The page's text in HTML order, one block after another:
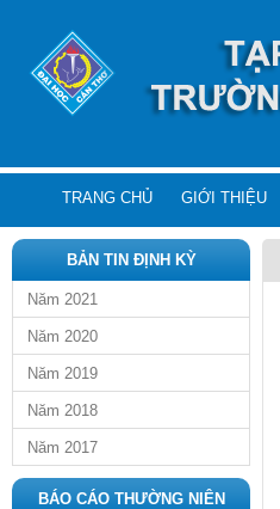
TRANG CHỦ GIỚI THIỆU
BẢN TIN ĐỊNH KỲ
Năm 2021
Năm 2020
Năm 2019
Năm 2018
Năm 2017
BÁO CÁO THƯỜNG NIÊN